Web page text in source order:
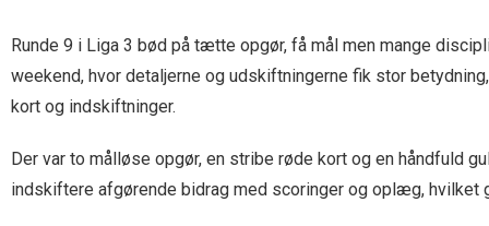
Runde 9 i Liga 3 bød på tætte opgør, få mål men mange
weekend, hvor detaljerne og udskiftningerne fik stor
kort og indskiftninger.
Der var to målløse opgør, en stribe røde kort og en håndfuld
indskiftere afgørende bidrag med scoringer og oplæg, hvilket